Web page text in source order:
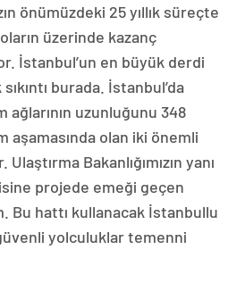
önümüzdeki 25 yıllık süreçte
üzerinde kazanç
İstanbul’un en büyük derdi
burada. İstanbul’da
ağlarının uzunluğunu 348
aşamasında olan iki önemli
Bakanlığımızın yanı
projede emeği geçen
Bu hattı kullanacak İstanbullu
yolculuklar temenni